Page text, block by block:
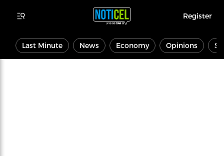
Register
Last Minute News Economy Opinions